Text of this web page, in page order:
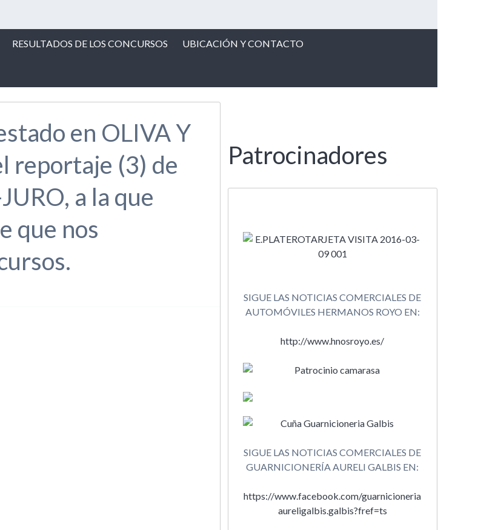
RESULTADOS DE LOS CONCURSOS UBICACIÓN Y CONTACTO
en OLIVA Y
reportaje (3) de
a la que
que nos
Patrocinadores
SIGUE LAS NOTICIAS COMERCIALES DE
AUTOMÓVILES HERMANOS ROYO EN:
http://www.hnosroyo.es/
SIGUE LAS NOTICIAS COMERCIALES DE
GUARNICIONERÍA AURELI GALBIS EN:
https://www.facebook.com/guarnicioneria
aureligalbis.galbis?fref=ts